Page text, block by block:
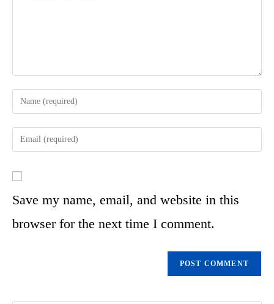
Save my name, email, and website in this
browser for the next time I comment.